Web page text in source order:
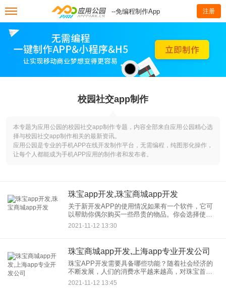
--免编程制作App 注册
校园社交app制作
本专题为应用公园的校园社交app制作专题，内容全部来自应用公园精心选
择与校园社交app制作相关的最新资讯。
应用公园是专业的手机APP在线开发制作平台，无需编程，纯图形化操作，
让每个人都能成为手机APP应用的制作者和发布者。
珠宝app开发,珠宝商城app开发
关于新开发APP的使用情况如果有一个软件，它可
以帮助你偶尔购买一些昂贵的物品。你会选择使用
它吗？ 帮我买个APP，提供一个平台，让你用自己
的一部分钱，加上亲朋好友的支持，完成自己想买
2021-11-12 13:30
珠宝商城app开发,上海app专业开发公司
珠宝APP开发需要具备哪些功能？随着社会经济的
不断发展，人们的消费水平越来越高，对珠宝首饰
的需求也越来越多。珠宝App开发为用户提供一站式
购买黄金珠宝和个性化定制的专业服务平台珠宝App
2021-11-12 13:45